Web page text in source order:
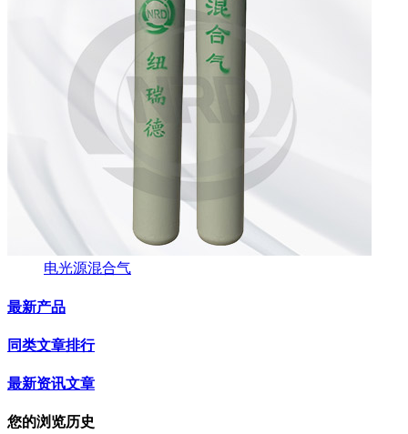
电光源混合气
最新产品
同类文章排行
最新资讯文章
您的浏览历史